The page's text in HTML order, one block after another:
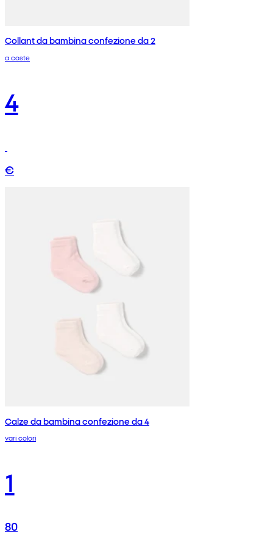
Collant da bambina confezione da 2
a coste
4
€
Calze da bambina confezione da 4
vari colori
1
80